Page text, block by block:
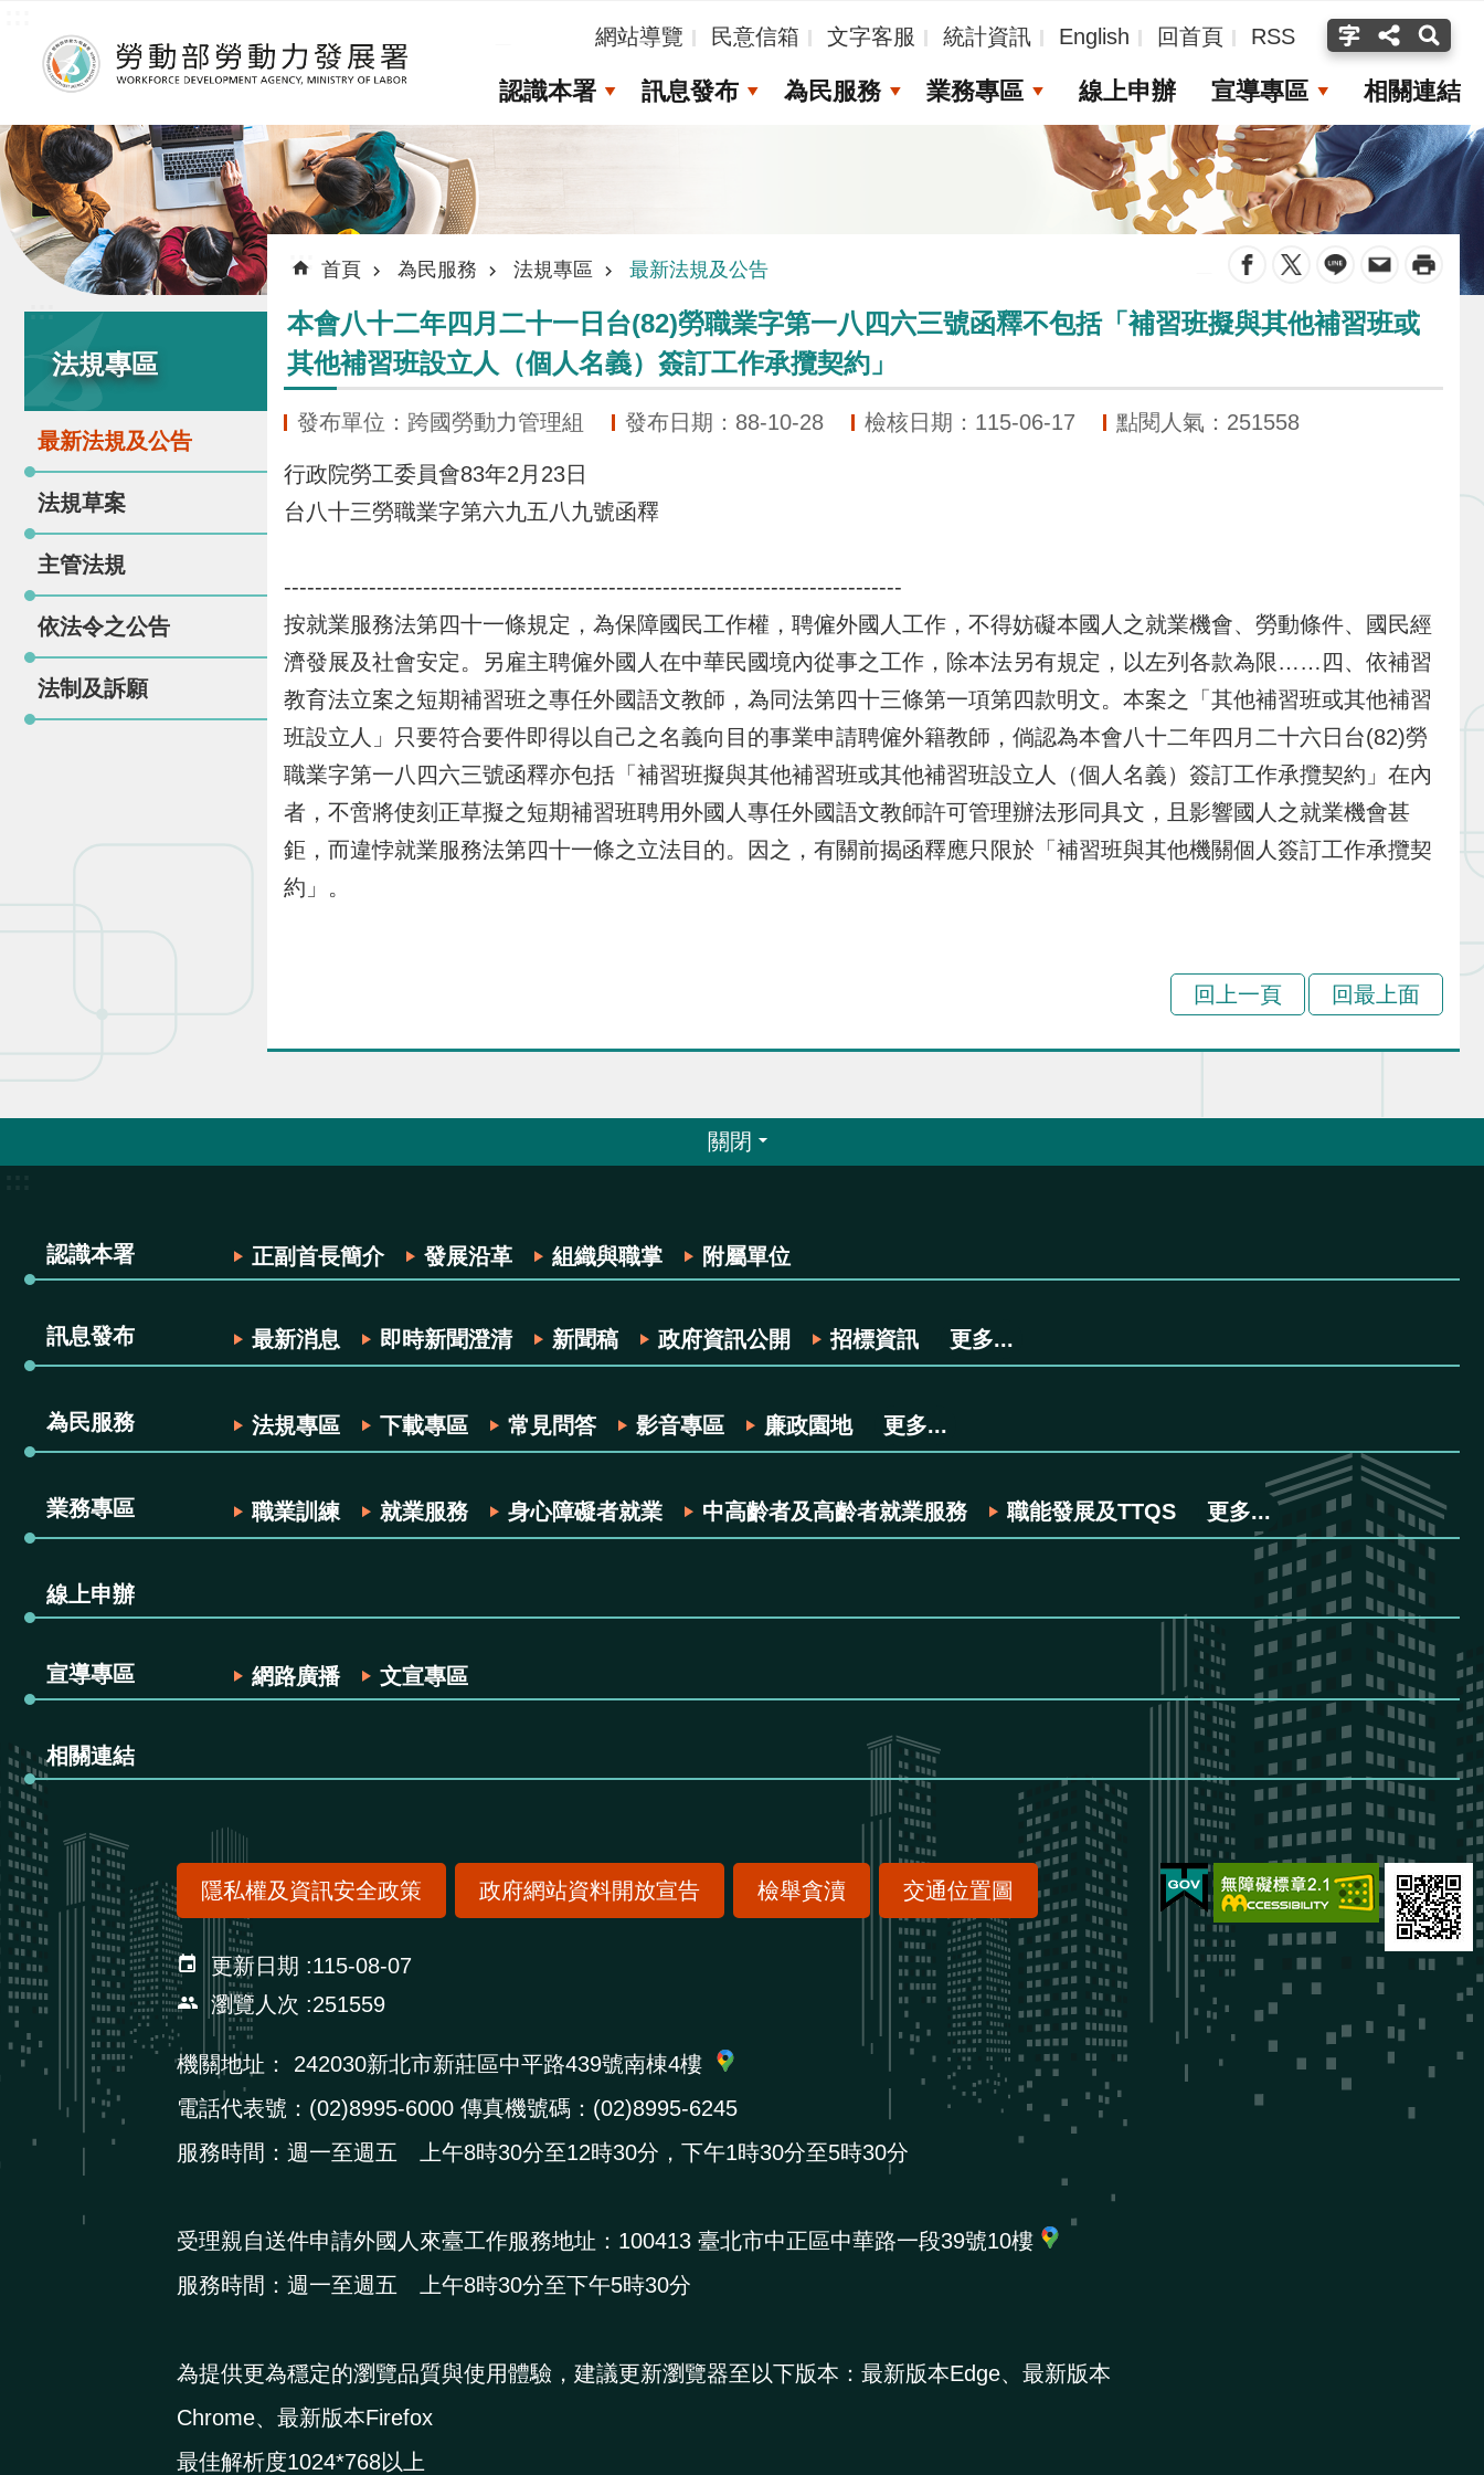
網站導覽 民意信箱 文字客服 統計資訊 English 回首頁 RSS
認識本署 訊息發布 為民服務 業務專區 線上申辦 宣導專區 相關連結
:::
法規專區
最新法規及公告
法規草案
主管法規
依法令之公告
法制及訴願
::: 首頁 為民服務 法規專區 最新法規及公告
本會八十二年四月二十一日台(82)勞職業字第一八四六三號函釋不包括「補習班擬與其他補習班或
其他補習班設立人（個人名義）簽訂工作承攬契約」
發布單位：跨國勞動力管理組 發布日期：88-10-28 檢核日期：115-06-17 點閱人氣：251558
行政院勞工委員會83年2月23日
台八十三勞職業字第六九五八九號函釋
--------------------------------------------------------------------------------
按就業服務法第四十一條規定，為保障國民工作權，聘僱外國人工作，不得妨礙本國人之就業機會、勞動條件、國民經
濟發展及社會安定。另雇主聘僱外國人在中華民國境內從事之工作，除本法另有規定，以左列各款為限……四、依補習
教育法立案之短期補習班之專任外國語文教師，為同法第四十三條第一項第四款明文。本案之「其他補習班或其他補習
班設立人」只要符合要件即得以自己之名義向目的事業申請聘僱外籍教師，倘認為本會八十二年四月二十六日台(82)勞
職業字第一八四六三號函釋亦包括「補習班擬與其他補習班或其他補習班設立人（個人名義）簽訂工作承攬契約」在內
者，不啻將使刻正草擬之短期補習班聘用外國人專任外國語文教師許可管理辦法形同具文，且影響國人之就業機會甚
鉅，而違悖就業服務法第四十一條之立法目的。因之，有關前揭函釋應只限於「補習班與其他機關個人簽訂工作承攬契
約」。
回上一頁 回最上面
關閉
認識本署 正副首長簡介 發展沿革 組織與職掌 附屬單位
訊息發布 最新消息 即時新聞澄清 新聞稿 政府資訊公開 招標資訊 更多...
為民服務 法規專區 下載專區 常見問答 影音專區 廉政園地 更多...
業務專區 職業訓練 就業服務 身心障礙者就業 中高齡者及高齡者就業服務 職能發展及TTQS 更多...
線上申辦
宣導專區 網路廣播 文宣專區
相關連結
隱私權及資訊安全政策 政府網站資料開放宣告 檢舉貪瀆 交通位置圖
更新日期
115-08-07
瀏覽人次
251559
機關地址：
242030新北市新莊區中平路439號南棟4樓
電話代表號：(02)8995-6000 傳真機號碼：(02)8995-6245
服務時間：週一至週五 上午8時30分至12時30分，下午1時30分至5時30分
受理親自送件申請外國人來臺工作服務地址： 100413 臺北市中正區中華路一段39號10樓
服務時間：週一至週五 上午8時30分至下午5時30分
為提供更為穩定的瀏覽品質與使用體驗，建議更新瀏覽器至以下版本：最新版本Edge、最新版本
Chrome、最新版本Firefox
最佳解析度1024*768以上